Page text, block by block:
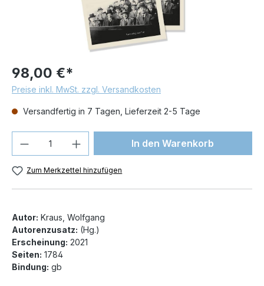
98,00 €*
Preise inkl. MwSt. zzgl. Versandkosten
Versandfertig in 7 Tagen, Lieferzeit 2-5 Tage
Produkt Anzahl: Gib denIn den Warenkorb
Zum Merkzettel hinzufügen
Autor: Kraus, Wolfgang
Autorenzusatz: (Hg.)
Erscheinung: 2021
Seiten: 1784
Bindung: gb